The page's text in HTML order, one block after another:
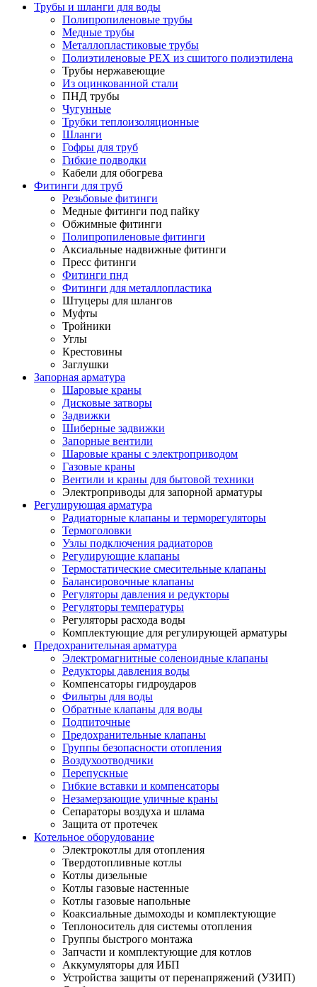
Трубы и шланги для воды
Полипропиленовые трубы
Медные трубы
Металлопластиковые трубы
Полиэтиленовые PEX из сшитого полиэтилена
Трубы нержавеющие
Из оцинкованной стали
ПНД трубы
Чугунные
Трубки теплоизоляционные
Шланги
Гофры для труб
Гибкие подводки
Кабели для обогрева
Фитинги для труб
Резьбовые фитинги
Медные фитинги под пайку
Обжимные фитинги
Полипропиленовые фитинги
Аксиальные надвижные фитинги
Пресс фитинги
Фитинги пнд
Фитинги для металлопластика
Штуцеры для шлангов
Муфты
Тройники
Углы
Крестовины
Заглушки
Запорная арматура
Шаровые краны
Дисковые затворы
Задвижки
Шиберные задвижки
Запорные вентили
Шаровые краны с электроприводом
Газовые краны
Вентили и краны для бытовой техники
Электроприводы для запорной арматуры
Регулирующая арматура
Радиаторные клапаны и терморегуляторы
Термоголовки
Узлы подключения радиаторов
Регулирующие клапаны
Термостатические смесительные клапаны
Балансировочные клапаны
Регуляторы давления и редукторы
Регуляторы температуры
Регуляторы расхода воды
Комплектующие для регулирующей арматуры
Предохранительная арматура
Электромагнитные соленоидные клапаны
Редукторы давления воды
Компенсаторы гидроударов
Фильтры для воды
Обратные клапаны для воды
Подпиточные
Предохранительные клапаны
Группы безопасности отопления
Воздухоотводчики
Перепускные
Гибкие вставки и компенсаторы
Незамерзающие уличные краны
Сепараторы воздуха и шлама
Защита от протечек
Котельное оборудование
Электрокотлы для отопления
Твердотопливные котлы
Котлы дизельные
Котлы газовые настенные
Котлы газовые напольные
Коаксиальные дымоходы и комплектующие
Теплоноситель для системы отопления
Группы быстрого монтажа
Запчасти и комплектующие для котлов
Аккумуляторы для ИБП
Устройства защиты от перенапряжений (УЗИП)